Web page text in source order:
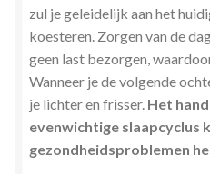
zul je geleidelijk aan het
koesteren. Zorgen van de
geen last bezorgen,
Wanneer je de volgende
je lichter en frisser. Het
evenwichtige slaapcyclus
gezondheidsproblemen